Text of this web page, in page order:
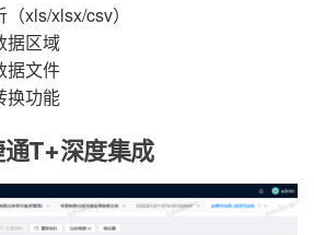
xls/xlsx/csv）
据区域
据文件
换功能
通T+深度集成